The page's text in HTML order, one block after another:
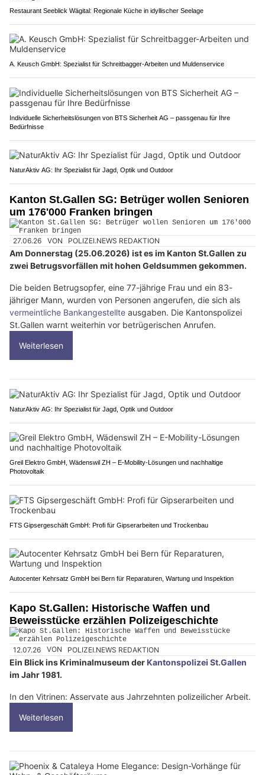
Restaurant Seeblick Wägital: Regionale Küche in idyllischer Seelage
A. Keusch GmbH: Spezialist für Schreitbagger-Arbeiten und Muldenservice
Individuelle Sicherheitslösungen von BTS Sicherheit AG – passgenau für Ihre
Bedürfnisse
NaturAktiv AG: Ihr Spezialist für Jagd, Optik und Outdoor
Kanton St.Gallen SG: Betrüger wollen Senioren
um 176'000 Franken bringen
27.06.26 VON POLIZEI.NEWS REDAKTION
Am Donnerstag (25.06.2026) ist es im Kanton St.Gallen zu
zwei Betrugsvorfällen mit hohen Geldsummen gekommen.
Die beiden Betrugsopfer, eine 77-jährige Frau und ein 83-
jähriger Mann, wurden von Personen angerufen, die sich als
vermeintliche Bankangestellte ausgaben. Die Kantonspolizei
St.Gallen warnt weiterhin vor betrügerischen Anrufen.
Weiterlesen
NaturAktiv AG: Ihr Spezialist für Jagd, Optik und Outdoor
Greil Elektro GmbH, Wädenswil ZH – E-Mobility-Lösungen und nachhaltige
Photovoltaik
FTS Gipsergeschäft GmbH: Profi für Gipserarbeiten und Trockenbau
Autocenter Kehrsatz GmbH bei Bern für Reparaturen, Wartung und Inspektion
Kapo St.Gallen: Historische Waffen und
Beweisstücke erzählen Polizeigeschichte
12.07.26 VON POLIZEI.NEWS REDAKTION
Ein Blick ins Kriminalmuseum der Kantonspolizei St.Gallen
im Jahr 1981.
In den Vitrinen: Asservate aus Jahrzehnten polizeilicher Arbeit.
Weiterlesen